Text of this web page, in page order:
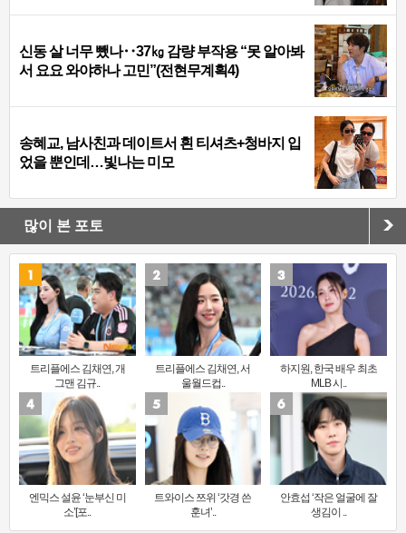
신동 살 너무 뺐나‥37㎏ 감량 부작용 “못 알아봐
서 요요 와야하나 고민”(전현무계획4)
송혜교, 남사친과 데이트서 흰 티셔츠+청바지 입
었을 뿐인데…빛나는 미모
많이 본 포토
트리플에스 김채연, 개
그맨 김규..
트리플에스 김채연, 서
울월드컵..
하지원, 한국 배우 최초
MLB 시..
엔믹스 설윤 ‘눈부신 미
소’[포..
트와이스 쯔위 ‘갓경 쓴
훈녀’..
안효섭 ‘작은 얼굴에 잘
생김이 ..